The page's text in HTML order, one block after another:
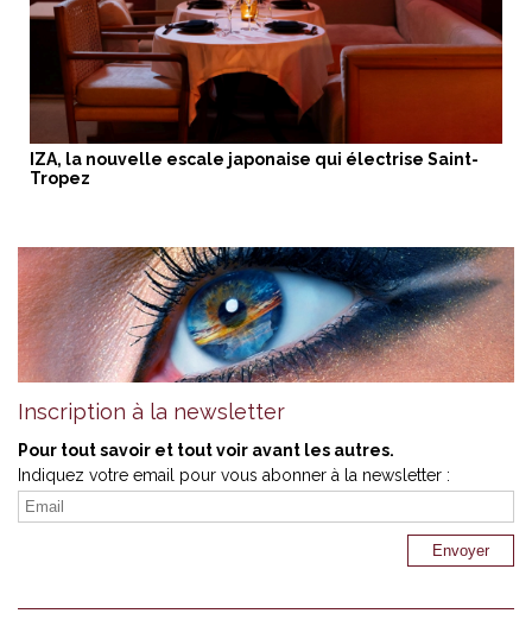
IZA, la nouvelle escale japonaise qui électrise Saint-
Tropez
Inscription à la newsletter
Pour tout savoir et tout voir avant les autres.
Indiquez votre email pour vous abonner à la newsletter :